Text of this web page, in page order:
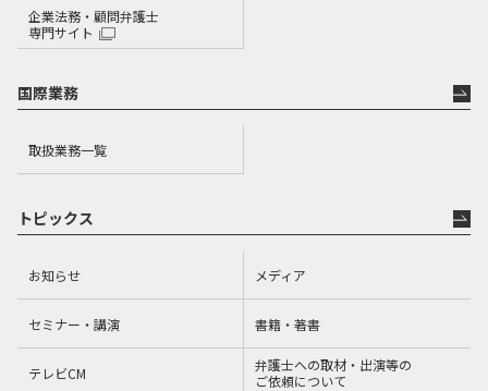
企業法務・顧問弁護士
専門サイト
国際業務
取扱業務一覧
トピックス
お知らせ メディア
セミナー・講演 書籍・著書
テレビCM
弁護士への取材・出演等の
ご依頼について